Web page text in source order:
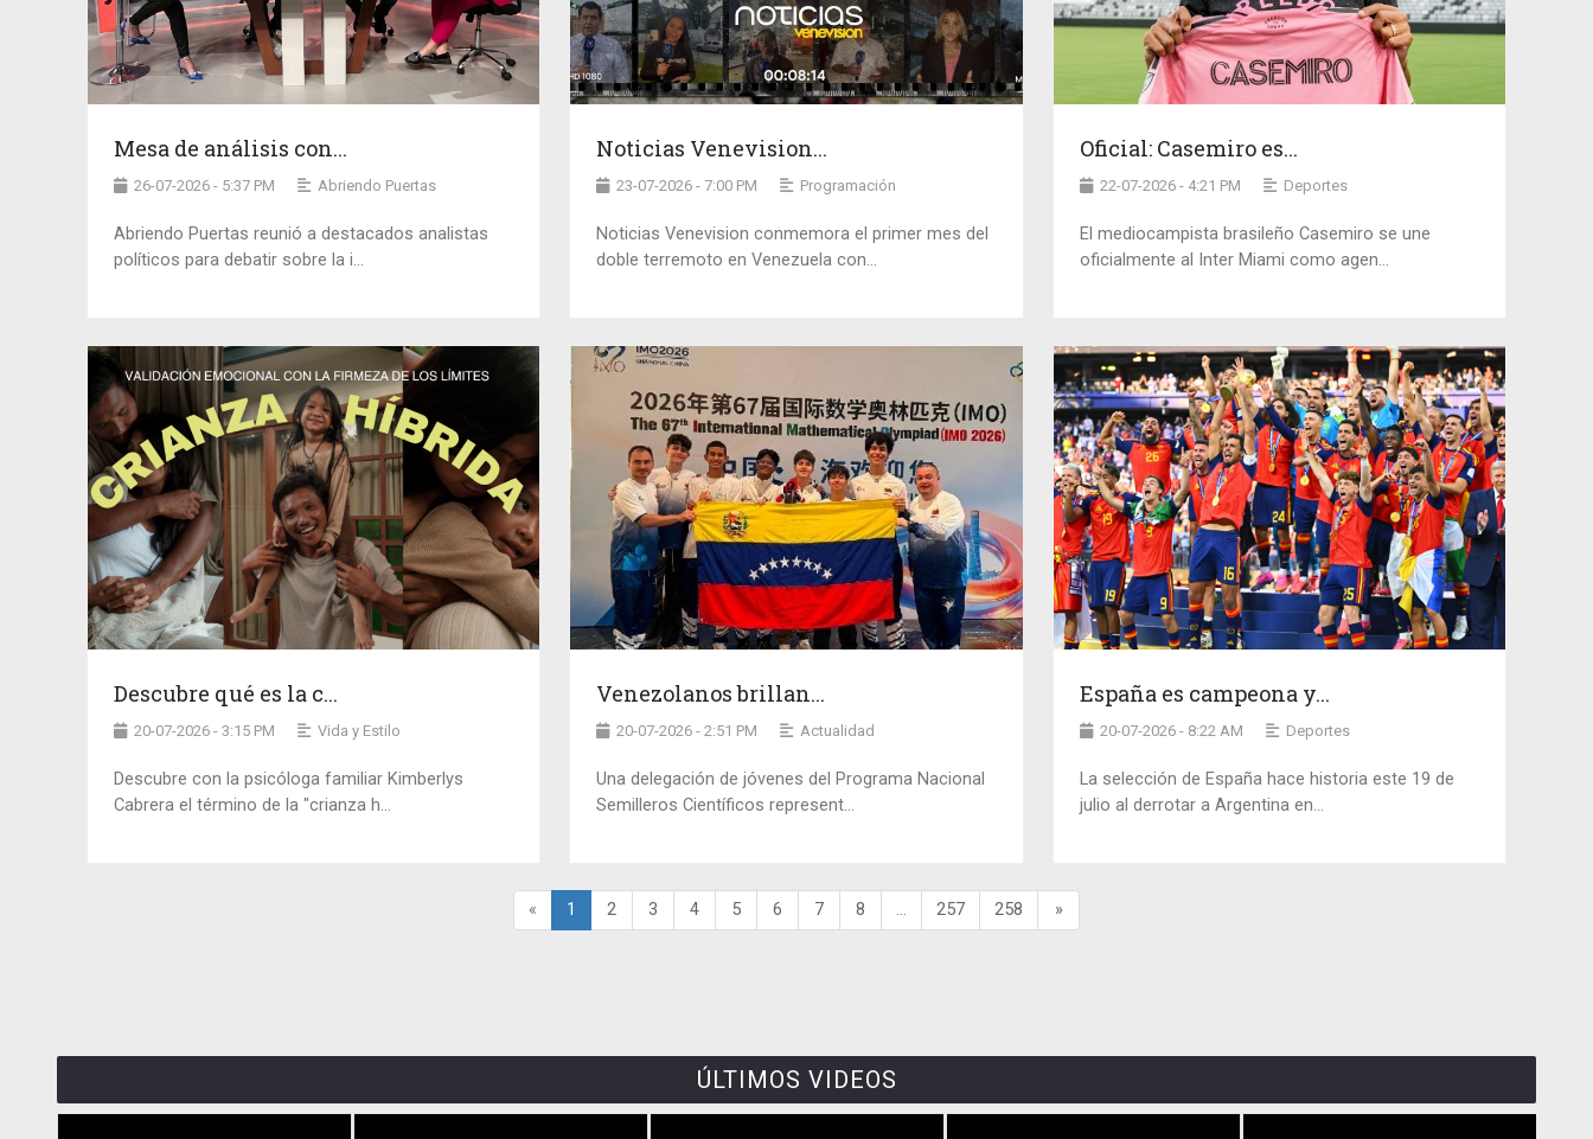
Mesa de análisis con...
26-07-2026 - 5:37 PM Abriendo Puertas
Abriendo Puertas reunió a destacados analistas
políticos para debatir sobre la i...
Noticias Venevision...
23-07-2026 - 7:00 PM Programación
Noticias Venevision conmemora el primer mes del
doble terremoto en Venezuela con...
Oficial: Casemiro es...
22-07-2026 - 4:21 PM Deportes
El mediocampista brasileño Casemiro se une
oficialmente al Inter Miami como agen...
Descubre qué es la c...
20-07-2026 - 3:15 PM Vida y Estilo
Descubre con la psicóloga familiar Kimberlys
Cabrera el término de la "crianza h...
Venezolanos brillan...
20-07-2026 - 2:51 PM Actualidad
Una delegación de jóvenes del Programa Nacional
Semilleros Científicos represent...
España es campeona y...
20-07-2026 - 8:22 AM Deportes
La selección de España hace historia este 19 de
julio al derrotar a Argentina en...
« 1 2 3 4 5 6 7 8 ... 257 258 »
ÚLTIMOS VIDEOS